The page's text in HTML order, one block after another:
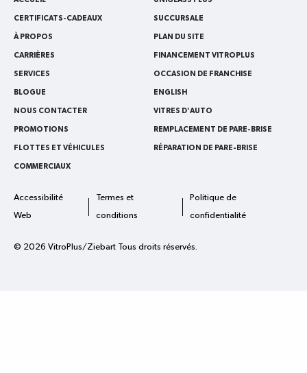
NOUS CONTACTER
FINANCEMENT VITROPLUS
CERTIFICATS-CADEAUX
PROMOTIONS
OCCASION DE FRANCHISE
À PROPOS
FLOTTES ET VÉHICULES
COMMERCIAUX
ENGLISH
CARRIÈRES
VITRES D'AUTO
SERVICES
SUCCURSALE
REMPLACEMENT DE PARE-BRISE
BLOGUE
PLAN DU SITE
RÉPARATION DE PARE-BRISE
© 2026 VitroPlus/Ziebart Tous droits réservés.
Accessibilité
Web
Termes et
conditions
Politique de
confidentialité